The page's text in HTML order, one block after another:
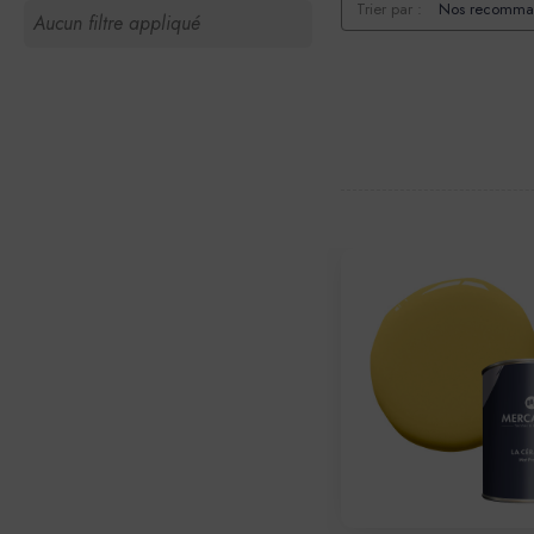
Aucun filtre appliqué
Trier par :